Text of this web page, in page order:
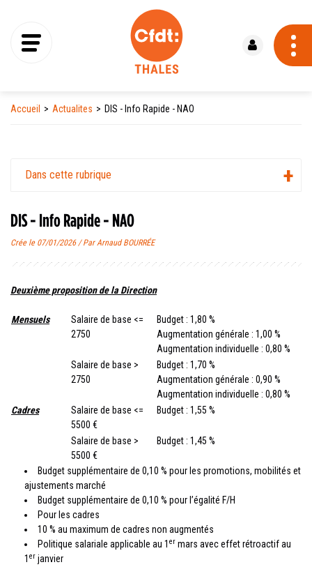
Accueil Actualites DIS - Info Rapide - NAO
Dans cette rubrique
DIS - Info Rapide - NAO
Crée le 07/01/2026 / Par Arnaud BOURRÉE
Deuxième proposition de la Direction
Mensuels
Salaire de base <=
2750
Budget : 1,80 %
Augmentation générale : 1,00 %
Augmentation individuelle : 0,80 %
Salaire de base >
2750
Budget : 1,70 %
Augmentation générale : 0,90 %
Augmentation individuelle : 0,80 %
Cadres
Salaire de base <=
5500 €
Budget : 1,55 %
Salaire de base >
5500 €
Budget : 1,45 %
Budget supplémentaire de 0,10 % pour les promotions, mobilités et
ajustements marché
Budget supplémentaire de 0,10 % pour l’égalité F/H
Pour les cadres
10 % au maximum de cadres non augmentés
Politique salariale applicable au 1 er mars avec effet rétroactif au
1 er janvier